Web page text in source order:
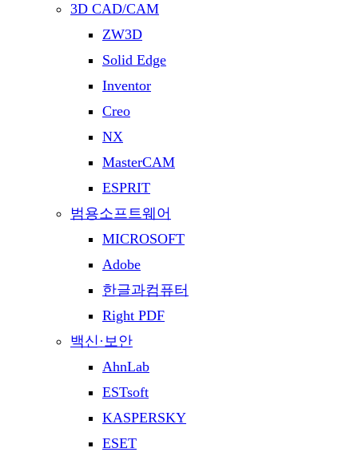
3D CAD/CAM
ZW3D
Solid Edge
Inventor
Creo
NX
MasterCAM
ESPRIT
범용소프트웨어
MICROSOFT
Adobe
한글과컴퓨터
Right PDF
백신·보안
AhnLab
ESTsoft
KASPERSKY
ESET